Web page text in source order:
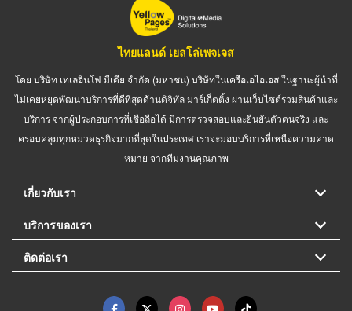
ไทยแลนด์ เยลโล่เพจเจส
โดย บริษัท เทเลอินโฟ มีเดีย จำกัด (มหาชน) บริษัทในเครือเอไอเอส ในฐานะผู้นำที่
ไม่เคยหยุดพัฒนาบริการที่ดีที่สุดด้านดิจิทัล มาร์เก็ตติ้ง ผ่านเว็บไซต์รวมสินค้าและ
บริการ จากผู้ประกอบการที่เชื่อถือได้ มีการตรวจสอบและยืนยันตัวตนจริง และ
ครอบคลุมทุกหมวดธุรกิจมากที่สุดในประเทศ เราจะมอบบริการที่เหนือความคาด
หมาย จากทีมงานคุณภาพ
เกี่ยวกับเรา
บริการของเรา
ติดต่อเรา